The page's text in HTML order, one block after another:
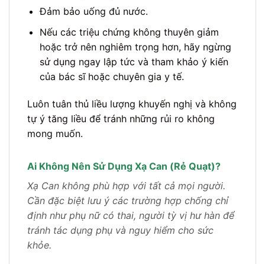
Đảm bảo uống đủ nước.
Nếu các triệu chứng không thuyên giảm
hoặc trở nên nghiêm trọng hơn, hãy ngừng
sử dụng ngay lập tức và tham khảo ý kiến
của bác sĩ hoặc chuyên gia y tế.
Luôn tuân thủ liều lượng khuyến nghị và không
tự ý tăng liều để tránh những rủi ro không
mong muốn.
Ai Không Nên Sử Dụng Xạ Can (Rẻ Quạt)?
Xạ Can không phù hợp với tất cả mọi người.
Cần đặc biệt lưu ý các trường hợp chống chỉ
định như phụ nữ có thai, người tỳ vị hư hàn để
tránh tác dụng phụ và nguy hiểm cho sức
khỏe.